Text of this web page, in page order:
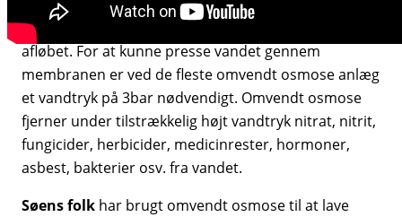
De forurenende stoffer vaskes væk og ledes ud i
afløbet. For at kunne presse vandet gennem
membranen er ved de fleste omvendt osmose anlæg
et vandtryk på 3bar nødvendigt. Omvendt osmose
fjerner under tilstrækkelig højt vandtryk nitrat, nitrit,
fungicider, herbicider, medicinrester, hormoner,
asbest, bakterier osv. fra vandet.
Søens folk har brugt omvendt osmose til at lave